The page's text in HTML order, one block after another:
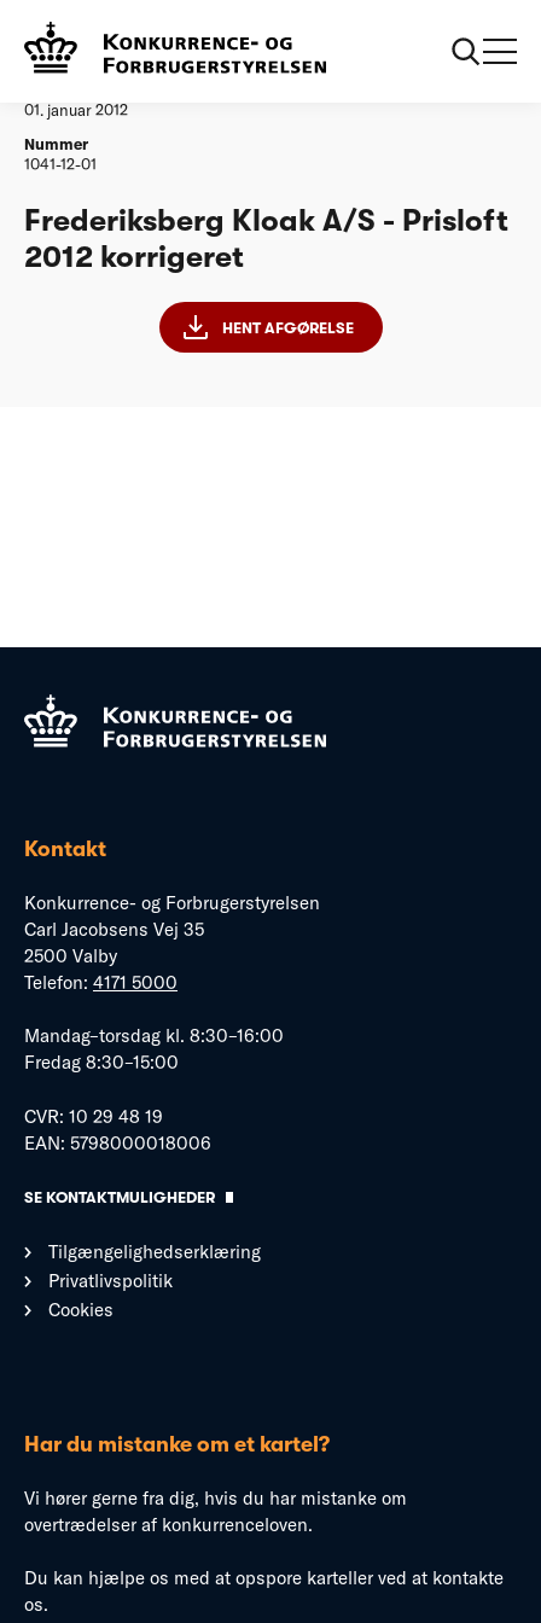
Vandtilsyn
01. januar 2012
Nummer
1041-12-01
Frederiksberg Kloak A/S - Prisloft
2012 korrigeret
HENT AFGØRELSE
Kontakt
Konkurrence- og Forbrugerstyrelsen
Carl Jacobsens Vej 35
2500 Valby
Telefon: 4171 5000
Mandag–torsdag kl. 8:30–16:00
Fredag 8:30–15:00
CVR: 10 29 48 19
EAN: 5798000018006
SE KONTAKTMULIGHEDER
Tilgængelighedserklæring
Privatlivspolitik
Cookies
Har du mistanke om et kartel?
Vi hører gerne fra dig, hvis du har mistanke om
overtrædelser af konkurrenceloven.
Du kan hjælpe os med at opspore karteller ved at kontakte
os.